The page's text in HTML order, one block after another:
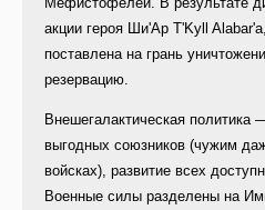
акции героя Ши'Ар T'Kyll
поставлена на грань
резервацию.
Внешегалактическая политика
выгодных союзников (чужим
войсках), развитие всех
Военные силы разделены на